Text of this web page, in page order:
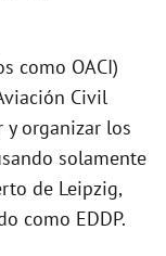
como OACI)
Civil
y organizar los
solamente
de Leipzig,
como EDDP.